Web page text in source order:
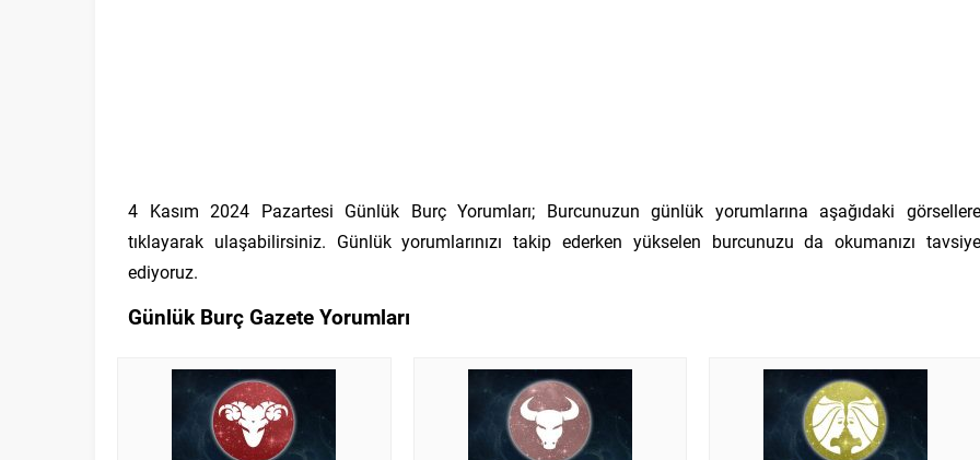
4 Kasım 2024 Pazartesi Günlük Burç Yorumları; Burcunuzun günlük yorumlarına aşağıdaki görsellere
tıklayarak ulaşabilirsiniz. Günlük yorumlarınızı takip ederken yükselen burcunuzu da okumanızı tavsiye
ediyoruz.
Günlük Burç Gazete Yorumları